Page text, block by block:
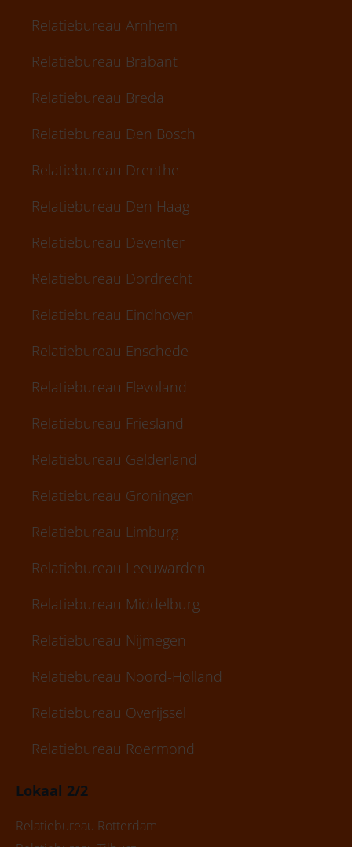
Relatiebureau Arnhem
Relatiebureau Brabant
Relatiebureau Breda
Relatiebureau Den Bosch
Relatiebureau Drenthe
Relatiebureau Den Haag
Relatiebureau Deventer
Relatiebureau Dordrecht
Relatiebureau Eindhoven
Relatiebureau Enschede
Relatiebureau Flevoland
Relatiebureau Friesland
Relatiebureau Gelderland
Relatiebureau Groningen
Relatiebureau Limburg
Relatiebureau Leeuwarden
Relatiebureau Middelburg
Relatiebureau Nijmegen
Relatiebureau Noord-Holland
Relatiebureau Overijssel
Relatiebureau Roermond
Lokaal 2/2
Relatiebureau Rotterdam